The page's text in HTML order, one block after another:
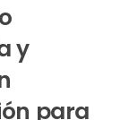
y
para